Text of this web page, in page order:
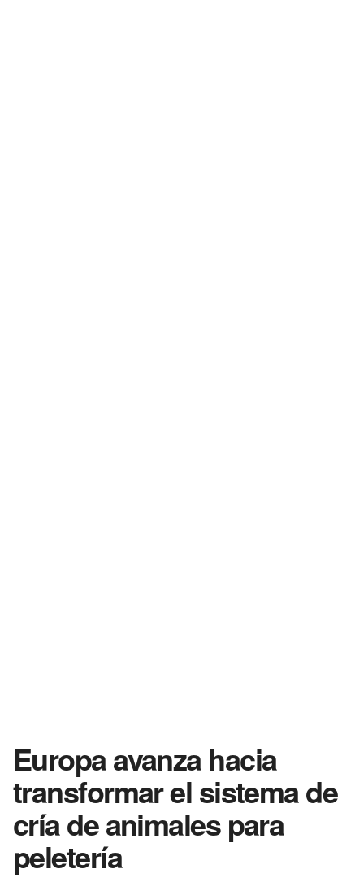
Europa avanza hacia
transformar el sistema de
cría de animales para
peletería